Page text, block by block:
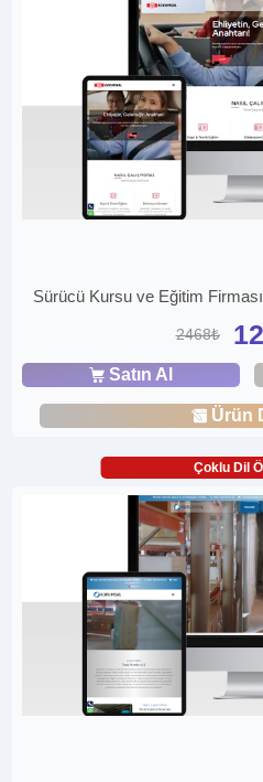
Sürücü Kursu ve Eğitim
2468₺
Satın Al
Ürün
Çoklu Dil